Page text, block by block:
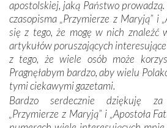
Dzieje Portugalii to również
odstępstw, także w życiu
wymiarze tak osobistym, jak i
konieczności ciągłego zabiegania o
Opatrzności. Wierność
przynajmniej w życiu
nieszczęściem i śmiercią. Te
przychodziły na myśl, gdy
przewodników o portugalskich
apostolskiej, jaką Państwo
czasopisma „Przymierze z Maryją” i
się z tego, że mogę w nich znaleźć
artykułów poruszających
z tego, że wiele osób może
Pragnęłabym bardzo, aby wielu
tymi ciekawymi gazetami.
Bardzo serdecznie dziękuję
„Przymierze z Maryją” i „Apostoła